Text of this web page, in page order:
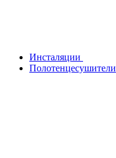
Инсталяции
Полотенцесушители